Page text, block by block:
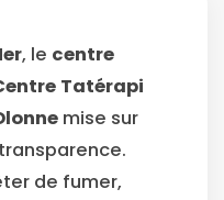
, le centre
Tatérapi
mise sur
de fumer,